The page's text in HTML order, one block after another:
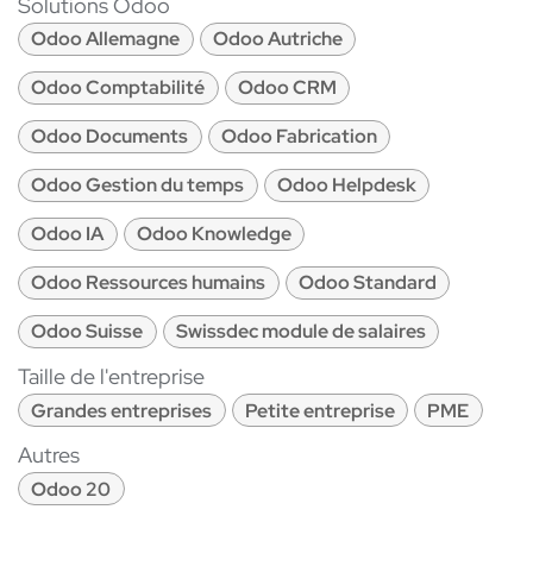
Odoo Allemagne
Odoo Autriche
Odoo Comptabilité
Odoo CRM
Odoo Documents
Odoo Fabrication
Odoo Gestion du temps
Odoo Helpdesk
Odoo IA
Odoo Knowledge
Odoo Ressources humains
Odoo Standard
Odoo Suisse
Swissdec module de salaires
Taille de l'entreprise
Grandes entreprises Petite entreprise PME
Autres
Odoo 20